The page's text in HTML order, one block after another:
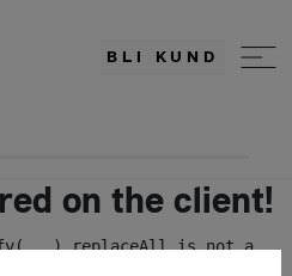
BLI KUND
on the client!
is not a